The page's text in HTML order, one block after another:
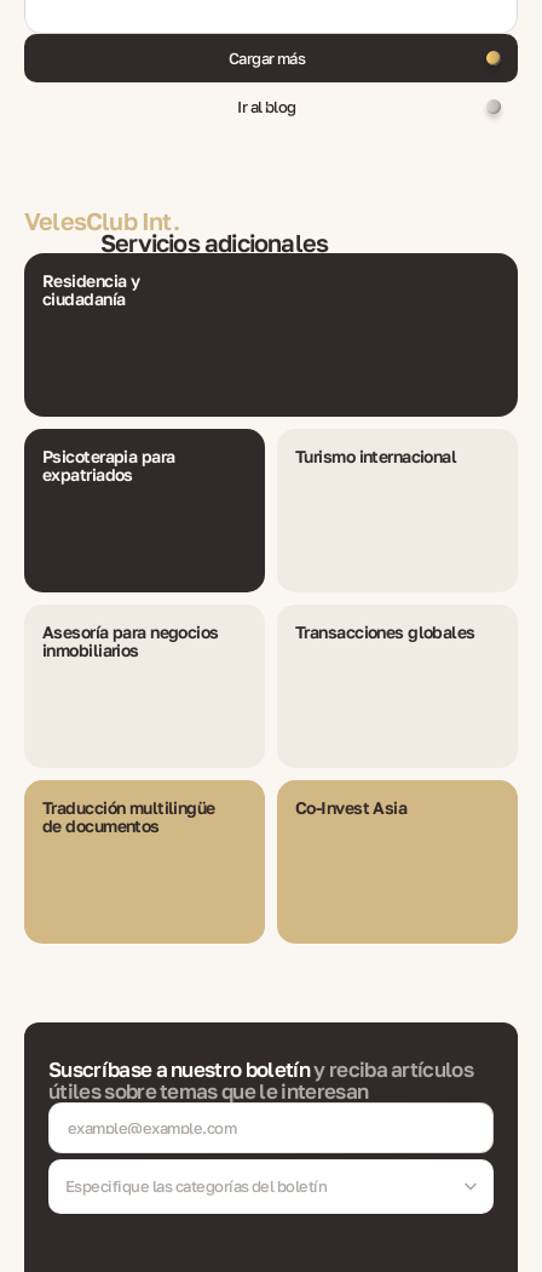
Cargar más
Ir al blog
VelesClub Int.
Servicios adicionales
Residencia y
ciudadanía
Psicoterapia para
expatriados
Turismo internacional
Asesoría para negocios
inmobiliarios
Transacciones globales
Traducción multilingüe
de documentos
Co-Invest Asia
Suscríbase a nuestro boletíny reciba artículos
útiles sobre temas que le interesan
Especifique las categorías del boletín